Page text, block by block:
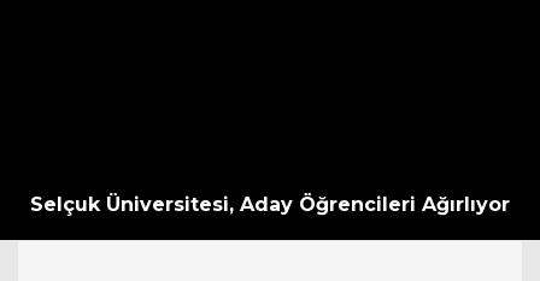
Selçuk Üniversitesi, Aday Öğrencileri Ağırlıyor